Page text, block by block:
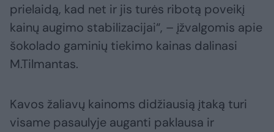
prielaidą, kad net ir jis turės ribotą poveikį
kainų augimo stabilizacijai“, – įžvalgomis apie
šokolado gaminių tiekimo kainas dalinasi
M.Tilmantas.
Kavos žaliavų kainoms didžiausią įtaką turi
visame pasaulyje auganti paklausa ir